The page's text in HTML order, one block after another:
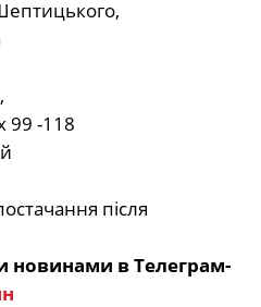
99 -118
після
новинами в Телеграм-